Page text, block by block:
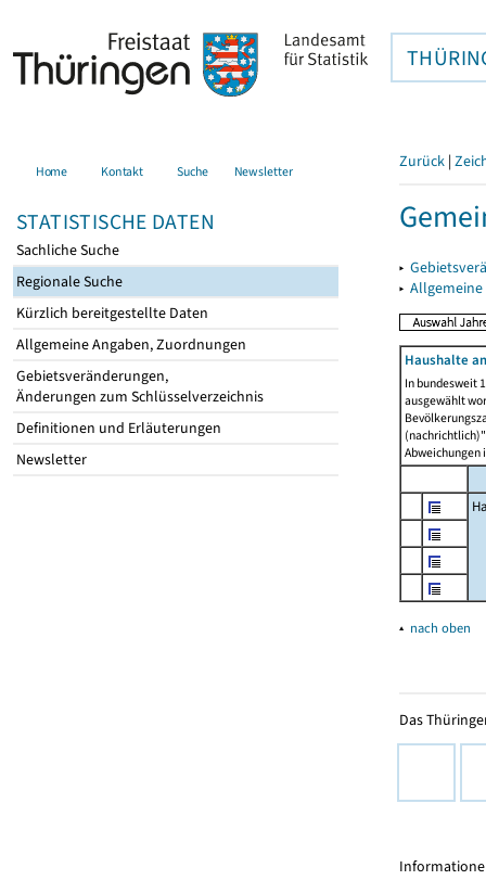
Home Kontakt Suche Newsletter
STATISTISCHE DATEN
Sachliche Suche
Regionale Suche
Kürzlich bereitgestellte Daten
Allgemeine Angaben, Zuordnungen
Gebietsveränderungen,
Änderungen zum Schlüsselverzeichnis
Definitionen und Erläuterungen
Newsletter
Zurück |
▸
▸
Haushalte
In bundesweit
ausgewählt
Abweichungen
▴ nach oben
Das